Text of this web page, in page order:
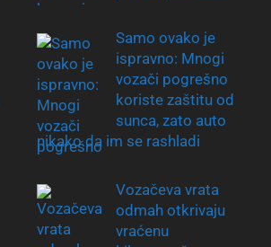
Samo ovako je
ispravno: Mnogi
vozači pogrešno
koriste zaštitu od
sunca, zato auto
nikako da im se rashladi
Vozačeva vrata
odmah otkrivaju
vraćenu